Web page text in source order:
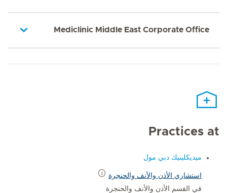
Mediclinic Middle East Corporate Office
Practices at
ميديكلينيك دبي مول
استشاري الأذن والأنف والحنجرة
في القسم الأذن والأنف والحنجرة